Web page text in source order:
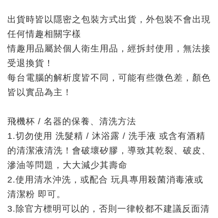
出貨時皆以隱密之包裝方式出貨，外包裝不會出現
任何情趣相關字樣
情趣用品屬於個人衛生用品，經拆封使用，無法接
受退換貨！
每台電腦的解析度皆不同，可能有些微色差，顏色
皆以實品為主！
飛機杯 / 名器的保養、清洗方法
1.切勿使用 洗髮精 / 沐浴露 / 洗手液 或含有酒精
的清潔液清洗！會破壞矽膠，導致其乾裂、破皮、
滲油等問題，大大減少其壽命
2.使用清水沖洗，或配合 玩具專用殺菌消毒液或
清潔粉 即可。
3.除官方標明可以的，否則一律較都不建議反面清